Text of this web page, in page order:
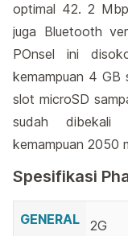
optimal 42. 2
juga Bluetooth
POnsel ini
kemampuan 4 GB
slot microSD
sudah dibekali
kemampuan 2050
Spesifikasi
GENERAL
2G